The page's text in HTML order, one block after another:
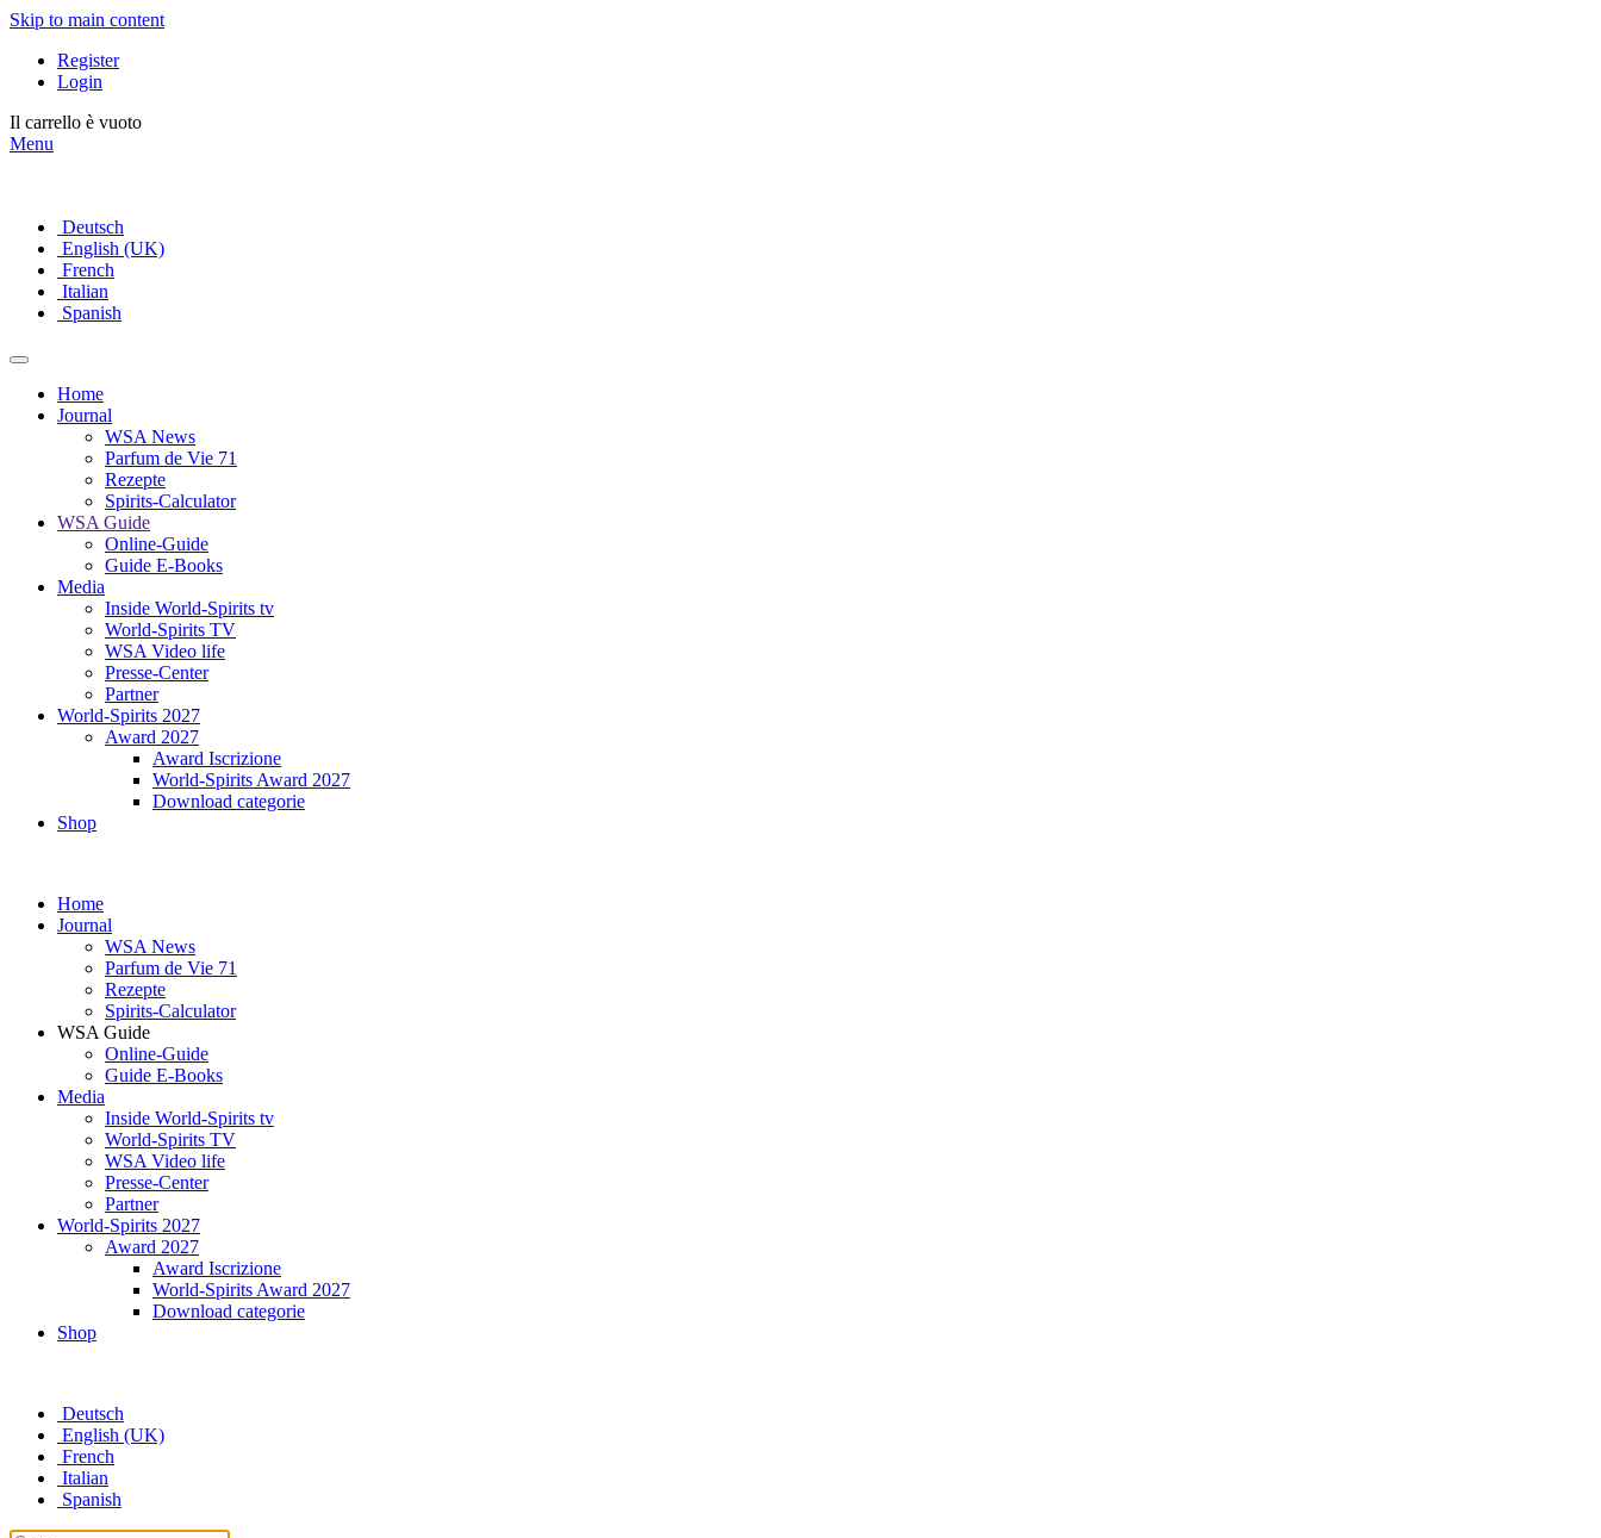
Skip to main content
Register
Login
Il carrello è vuoto
Menu
Deutsch
English (UK)
French
Italian
Spanish
Home
Journal
WSA News
Parfum de Vie 71
Rezepte
Spirits-Calculator
WSA Guide
Online-Guide
Guide E-Books
Media
Inside World-Spirits tv
World-Spirits TV
WSA Video life
Presse-Center
Partner
World-Spirits 2027
Award 2027
Award Iscrizione
World-Spirits Award 2027
Download categorie
Shop
Home
Journal
WSA News
Parfum de Vie 71
Rezepte
Spirits-Calculator
WSA Guide
Online-Guide
Guide E-Books
Media
Inside World-Spirits tv
World-Spirits TV
WSA Video life
Presse-Center
Partner
World-Spirits 2027
Award 2027
Award Iscrizione
World-Spirits Award 2027
Download categorie
Shop
Deutsch
English (UK)
French
Italian
Spanish